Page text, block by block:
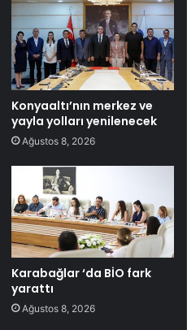
Konyaaltı’nın merkez ve
yayla yolları yenilenecek
Ağustos 8, 2026
Karabağlar ‘da BİO fark
yarattı
Ağustos 8, 2026